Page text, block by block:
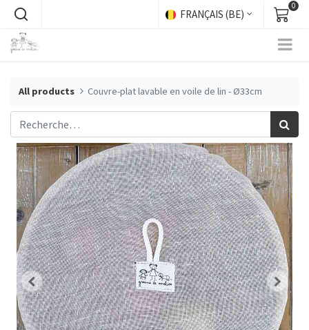
FRANÇAIS (BE)
0
All products Couvre-plat lavable en voile de lin - Ø33cm